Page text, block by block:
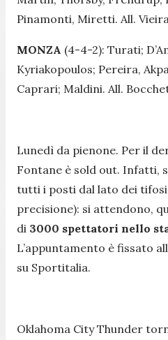
Pinamonti, Miretti. All.
MONZA (4-4-2): Turati;
Kyriakopoulos; Pereira,
Caprari; Maldini. All.
Lunedì da pienone. Per il
Fontane è sold out. Infatti,
tutti i posti dal lato dei tifosi
precisione): si attendono,
di 3000 spettatori nello
L’appuntamento è fissato
su Sportitalia.
Oklahoma City Thunder